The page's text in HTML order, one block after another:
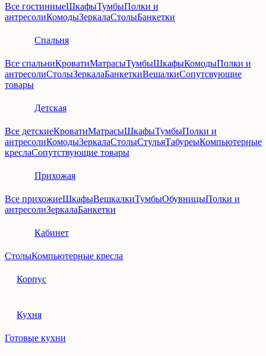
Все гостинныеШкафыТумбыПолки и
антресолиКомодыЗеркалаСтолыБанкетки
Спальня
Все спальниКроватиМатрасыТумбыШкафыКомодыПолки и
антресолиСтолыЗеркалаБанкеткиВешалкиСопутсвующие
товары
Детская
Все детскиеКроватиМатрасыШкафыТумбыПолки и
антресолиКомодыЗеркалаСтолыСтульяТабуреыКомпьютерные
креслаСопутствующие товары
Прихожая
Все прихожиеШкафыВешкалкиТумбыОбувницыПолки и
антресолиЗеркалаБанкетки
Кабинет
СтолыКомпьютерные кресла
Корпус
Кухня
Готовые кухни